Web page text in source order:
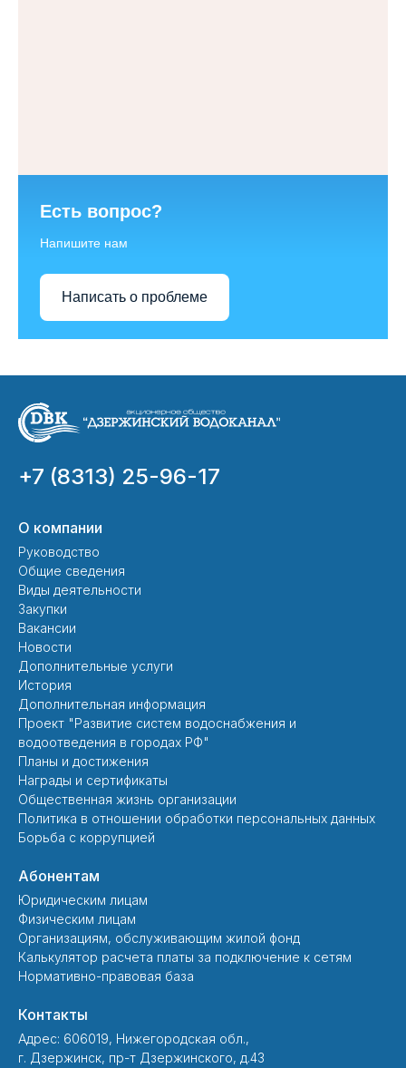
Есть вопрос?
Напишите нам
Написать о проблеме
+7 (8313) 25-96-17
О компании
Руководство
Общие сведения
Виды деятельности
Закупки
Вакансии
Новости
Дополнительные услуги
История
Дополнительная информация
Проект "Развитие систем водоснабжения и
водоотведения в городах РФ"
Планы и достижения
Награды и сертификаты
Общественная жизнь организации
Политика в отношении обработки персональных данных
Борьба с коррупцией
Абонентам
Юридическим лицам
Физическим лицам
Организациям, обслуживающим жилой фонд
Калькулятор расчета платы за подключение к сетям
Нормативно-правовая база
Контакты
Адрес: 606019, Нижегородская обл.,
г. Дзержинск, пр-т Дзержинского, д.43